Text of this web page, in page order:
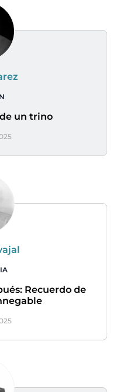
un trino
Recuerdo de